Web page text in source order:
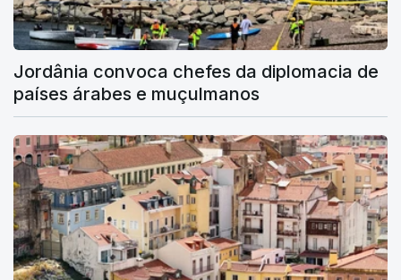
Jordânia convoca chefes da diplomacia de
países árabes e muçulmanos